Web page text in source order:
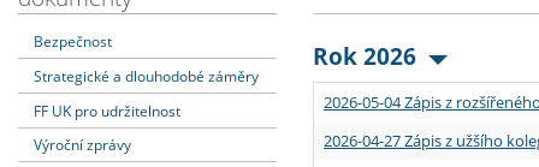
Dozvědět se více Strategie a další
Podpora a benefity pro
Absolventi fakulty
Podat přihlášku Učitelské studijní
Informace k průběhu
Dozvědět se více Doktorské studium
Rigorózní řízení
Dozvědět se více Akademické kvalifikace
Granty a projekty
Dozvědět se více Vyjíždějící studenti
Přijíždějící studenti
Vyjíždějící zaměstnanci
Bezpečnost
Strategické a dlouhodobé záměry
FF UK pro udržitelnost
Výroční zprávy
Rok 2026
2026-05-04 Zápis z
2026-04-27 Zápis z užšího